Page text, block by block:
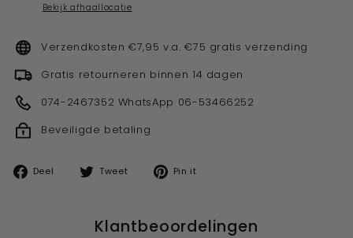
Bekijk afhaallocatie
Verzendkosten €7,95 v.a. €75 gratis verzending
Gratis retourneren binnen 14 dagen
074-2467352 WhatsApp 06-53466252
Beveiligde betaling
Deel
Deel
Tweet
Tweet Pin it
Klantbeoordelingen